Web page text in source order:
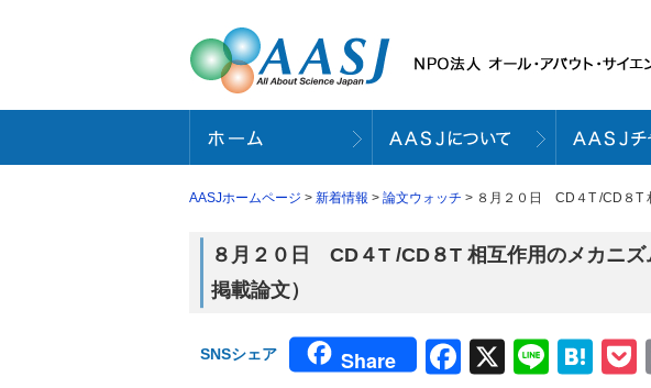
AASJホームページ > 新着情報 > 論文ウォッチ > ８月２０日 CD４T /CD８T
８月２０日 CD４T /CD８T 相互作用のメカニ
掲載論文）
SNSシェア Share Facebook
X Line